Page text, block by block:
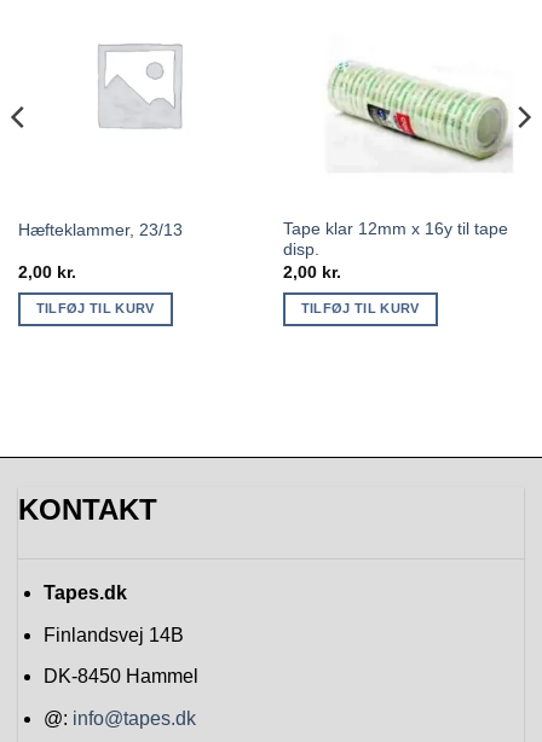
Hæfteklammer, 23/13
2,00 kr.
TILFØJ TIL KURV
Tape klar 12mm x 16y til tape
disp.
2,00 kr.
TILFØJ TIL KURV
KONTAKT
Tapes.dk
Finlandsvej 14B
DK-8450 Hammel
@: info@tapes.dk